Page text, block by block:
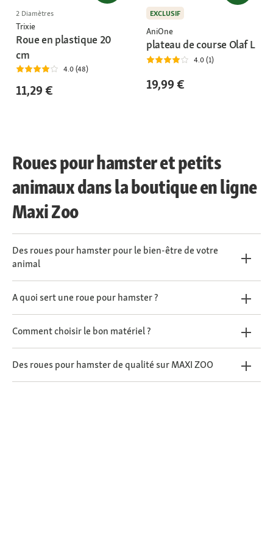
2 Diamètres
Trixie
Roue en plastique 20
cm
4.0 (48)
11,29 €
EXCLUSIF
AniOne
plateau de course Olaf L
4.0 (1)
19,99 €
Roues pour hamster et petits
animaux dans la boutique en ligne
Maxi Zoo
Des roues pour hamster pour le bien-être de votre
animal
A quoi sert une roue pour hamster ?
Comment choisir le bon matériel ?
Des roues pour hamster de qualité sur MAXI ZOO